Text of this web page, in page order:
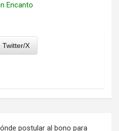
Encanto
Twitter/X
postular al bono para